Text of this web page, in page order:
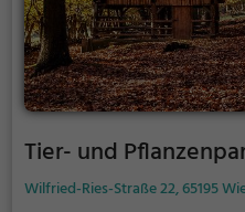
Tier- und
Wilfried-Ries-Straße 22, 65195